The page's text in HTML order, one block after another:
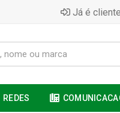
Já é
REDES